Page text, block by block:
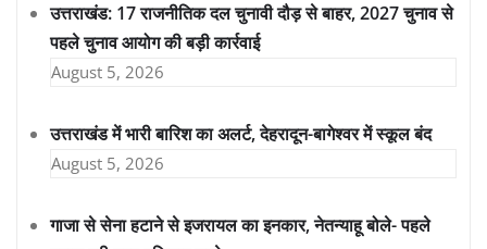
उत्तराखंड: 17 राजनीतिक दल चुनावी दौड़ से बाहर, 2027 चुनाव से
पहले चुनाव आयोग की बड़ी कार्रवाई
August 5, 2026
उत्तराखंड में भारी बारिश का अलर्ट, देहरादून-बागेश्वर में स्कूल बंद
August 5, 2026
गाजा से सेना हटाने से इजरायल का इनकार, नेतन्याहू बोले- पहले